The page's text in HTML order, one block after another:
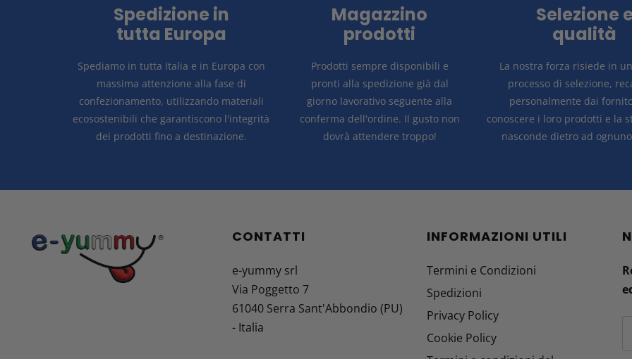
Spedizione in
tutta Europa
Spediamo in tutta Italia e in Europa con
massima attenzione alla fase di
confezionamento, utilizzando materiali
ecosostenibili che garantiscono l'integrità
dei prodotti fino a destinazione.
Magazzino
prodotti
Prodotti sempre disponibili e
pronti alla spedizione già dal
giorno lavorativo seguente alla
conferma dell'ordine. Il gusto non
dovrà attendere troppo!
Selezione
qualità
La nostra forza risiede in
processo di selezione,
personalmente dai
conoscere i loro prodotti e la
nasconde dietro ad
CONTATTI
e-yummy srl
Via Poggetto 7
61040 Serra Sant'Abbondio (PU)
- Italia
INFORMAZIONI UTILI
Termini e Condizioni
Spedizioni
Privacy Policy
Cookie Policy